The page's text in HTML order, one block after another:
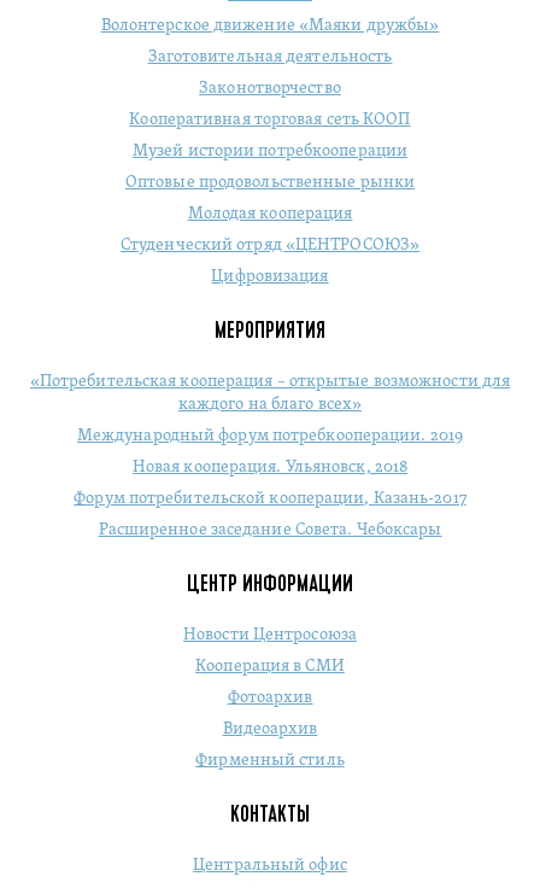
Волонтерское движение «Маяки дружбы»
Заготовительная деятельность
Законотворчество
Кооперативная торговая сеть КООП
Музей истории потребкооперации
Оптовые продовольственные рынки
Молодая кооперация
Студенческий отряд «ЦЕНТРОСОЮЗ»
Цифровизация
МЕРОПРИЯТИЯ
«Потребительская кооперация – открытые возможности для
каждого на благо всех»
Международный форум потребкооперации. 2019
Новая кооперация. Ульяновск, 2018
Форум потребительской кооперации, Казань-2017
Расширенное заседание Совета. Чебоксары
ЦЕНТР ИНФОРМАЦИИ
Новости Центросоюза
Кооперация в СМИ
Фотоархив
Видеоархив
Фирменный стиль
КОНТАКТЫ
Центральный офис